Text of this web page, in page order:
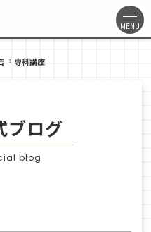
専科講座
ブログ
blog